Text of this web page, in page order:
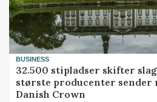
BUSINESS
32.500 stipladser skifter
største producenter sender
Danish Crown